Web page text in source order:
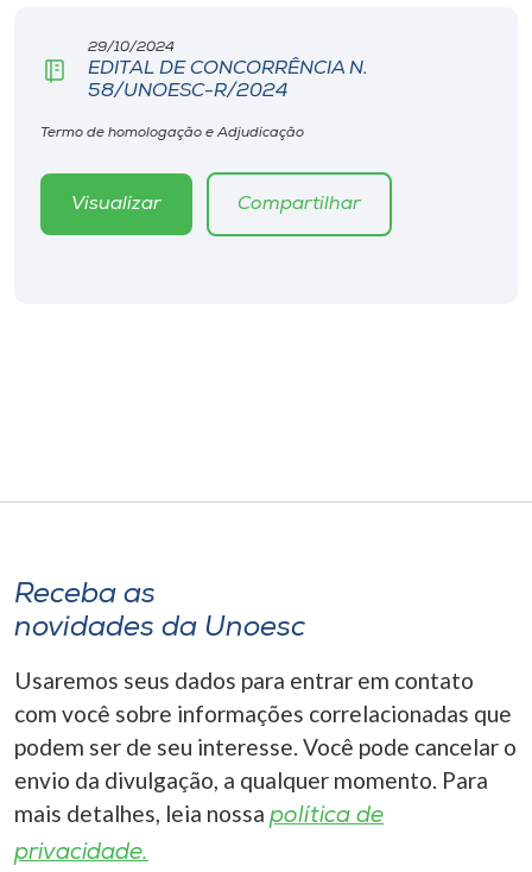
29/10/2024
EDITAL DE CONCORRÊNCIA N.
58/UNOESC-R/2024
Termo de homologação e Adjudicação
Visualizar Compartilhar
Receba as
novidades da Unoesc
Usaremos seus dados para entrar em contato
com você sobre informações correlacionadas que
podem ser de seu interesse. Você pode cancelar o
envio da divulgação, a qualquer momento. Para
mais detalhes, leia nossa política de
privacidade.